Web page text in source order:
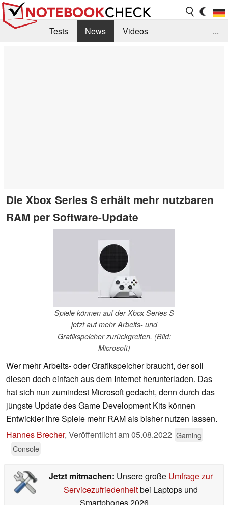
Tests News
Videos
...
Die Xbox Series S erhält mehr nutzbaren
RAM per Software-Update
Spiele können auf der Xbox Series S
jetzt auf mehr Arbeits- und
Grafikspeicher zurückgreifen. (Bild:
Microsoft)
Wer mehr Arbeits- oder Grafikspeicher braucht, der soll
diesen doch einfach aus dem Internet herunterladen. Das
hat sich nun zumindest Microsoft gedacht, denn durch das
jüngste Update des Game Development Kits können
Entwickler ihre Spiele mehr RAM als bisher nutzen lassen.
Hannes Brecher, Veröffentlicht am05.08.2022 Gaming
Console
Jetzt mitmachen: Unsere große Umfrage zur
Servicezufriedenheitbei Laptops und